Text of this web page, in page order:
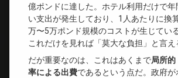
億ポンドに達した。ホテル利用だけで
い支出が発生しており、1人あたりに換
万〜5万ポンド規模のコストが生じてい
これだけを見れば「莫大な負担」と言え
だが重要なのは、これはあくまで局所的
率による出費であるという点だ。政府